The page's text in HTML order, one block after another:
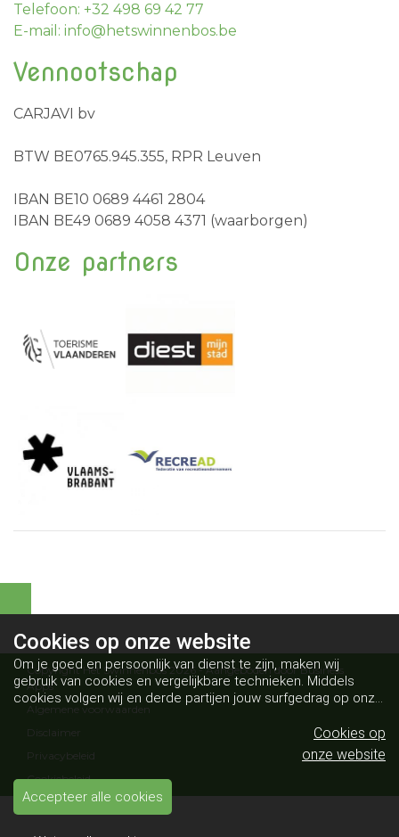
Telefoon: +32 498 69 42 77
E-mail: info@hetswinnenbos.be
Vennootschap
CARJAVI bv
BTW BE0765.945.355, RPR Leuven
IBAN BE10 0689 4461 2804
IBAN BE49 0689 4058 4371 (waarborgen)
Onze partners
Copyright Het Swinnenbos 2026 - Aangeboden doorBusiness
Apps
Algemene voorwaarden
Disclaimer
Privacybeleid
Cookiebeleid
Cookies op onze website
Om je goed en persoonlijk van dienst te zijn, maken wij
gebruik van cookies en vergelijkbare technieken. Middels
cookies volgen wij en derde partijen jouw surfgedrag op onze
website. Hiermee tonen wij gepersonaliseerde advertenties
en dit maakt het voor jou mogelijk om informatie te delen via
social media.
Cookies op
onze website
Accepteer alle cookies